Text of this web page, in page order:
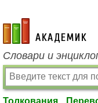
academic.ru
Словари и
Толкования